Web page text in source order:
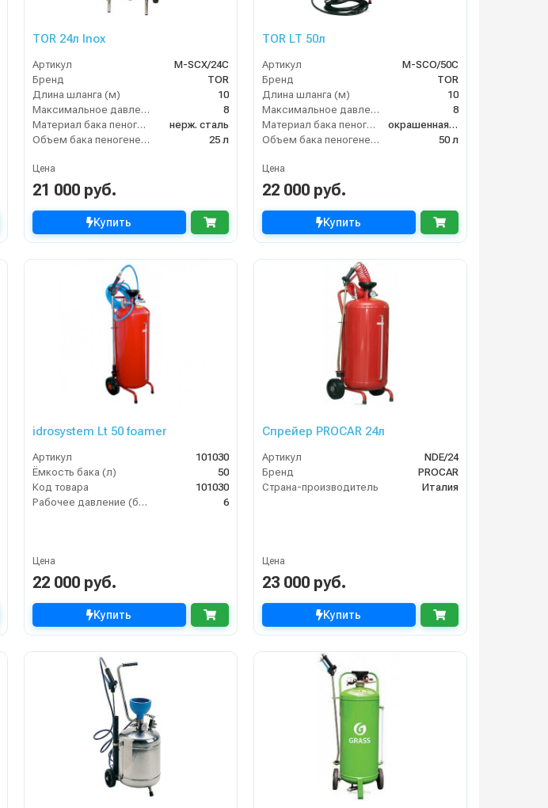
TOR 24л Inox
Артикул
М-SCX/24C
Бренд
TOR
Длина шланга (м)
10
Максимальное давление (бар)
8
Материал бака пеногенератора
нерж. сталь
Объем бака пеногенератора
25 л
Цена
21 000 руб.
Купить
TOR LT 50л
Артикул
М-SCO/50C
Бренд
TOR
Длина шланга (м)
10
Максимальное давление (бар)
8
Материал бака пеногенератора
окрашенная сталь
Объем бака пеногенератора
50 л
Цена
22 000 руб.
Купить
idrosystem Lt 50 foamer
Артикул
101030
Ёмкость бака (л)
50
Код товара
101030
Рабочее давление (бар)
6
Цена
22 000 руб.
Купить
Спрейер PROCAR 24л
Артикул
NDE/24
Бренд
PROCAR
Страна-производитель
Италия
Цена
23 000 руб.
Купить